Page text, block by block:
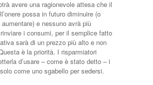
avere una ragionevole attesa che il
possa in futuro diminuire (o
e nessuno avrà più
i consumi, per il semplice fatto
sarà di un prezzo più alto e non
è la priorità. I risparmiatori
d’usare – come è stato detto – i
come uno sgabello per sedersi.